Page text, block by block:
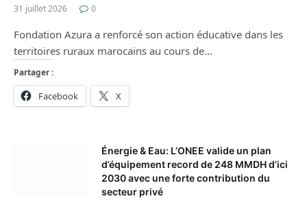
31 juillet 2026 0
Fondation Azura a renforcé son action éducative dans les
territoires ruraux marocains au cours de…
Partager :
Facebook X
Énergie & Eau: L’ONEE valide un plan
d’équipement record de 248 MMDH d’ici
2030 avec une forte contribution du
secteur privé